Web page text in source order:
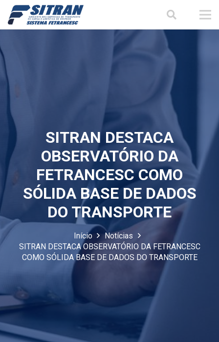
SITRAN DESTACA
OBSERVATÓRIO DA
FETRANCESC COMO
SÓLIDA BASE DE DADOS
DO TRANSPORTE
Início
Notícias
SITRAN DESTACA OBSERVATÓRIO DA FETRANCESC
COMO SÓLIDA BASE DE DADOS DO TRANSPORTE